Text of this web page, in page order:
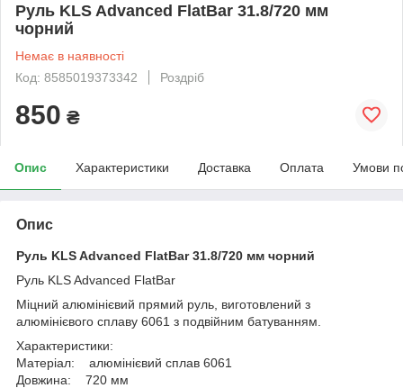
Руль KLS Advanced FlatBar 31.8/720 мм
чорний
Немає в наявності
Код: 8585019373342
Роздріб
850 ₴
Опис Характеристики Доставка Оплата Умови
Опис
Руль KLS Advanced FlatBar 31.8/720 мм чорний
Руль KLS Advanced FlatBar
Міцний алюмінієвий прямий руль, виготовлений з
алюмінієвого сплаву 6061 з подвійним батуванням.
Характеристики:
Матеріал: алюмінієвий сплав 6061
Довжина: 720 мм